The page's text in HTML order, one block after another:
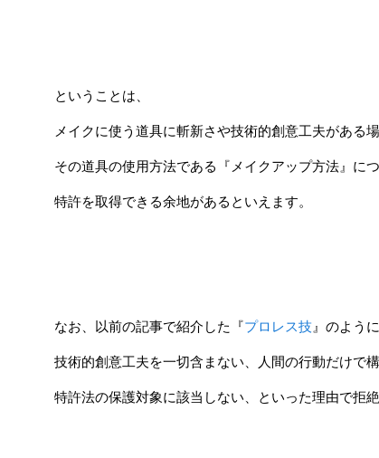
ということは、
メイクに使う道具に斬新さや技術的創意工夫がある場
その道具の使用方法である『メイクアップ方法』に
特許を取得できる余地があるといえます。
なお、以前の記事で紹介した『プロレス技 』のように
技術的創意工夫を一切含まない、人間の行動だけで
特許法の保護対象に該当しない、といった理由で拒